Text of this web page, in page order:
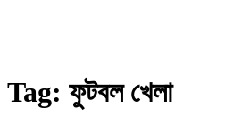
Tag: ফুটবল খেলা